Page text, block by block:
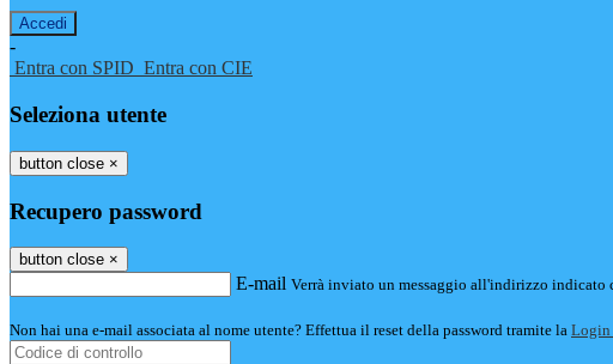
-
Entra con SPID Entra con CIE
Seleziona utente
button close ×
Recupero password
button close ×
E-mail Verrà inviato un messaggio all'indirizzo indicato
Non hai una e-mail associata al nome utente? Effettua il reset della password tramite la Login